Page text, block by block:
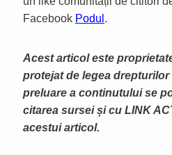
Facebook Podul .
Acest articol este
protejat de legea drepturilor
preluare a continutului se
citarea sursei și cu LINK
acestui articol.